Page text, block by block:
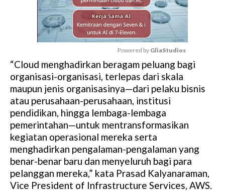
M
u
t
e
Powered by GliaStudios
“Cloud menghadirkan beragam peluang bagi
organisasi-organisasi, terlepas dari skala
maupun jenis organisasinya—dari pelaku bisnis
atau perusahaan-perusahaan, institusi
pendidikan, hingga lembaga-lembaga
pemerintahan—untuk mentransformasikan
kegiatan operasional mereka serta
menghadirkan pengalaman-pengalaman yang
benar-benar baru dan menyeluruh bagi para
pelanggan mereka,” kata Prasad Kalyanaraman,
Vice President of Infrastructure Services, AWS.